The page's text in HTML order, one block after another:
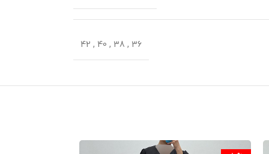
36
,
38
,
40
,
42